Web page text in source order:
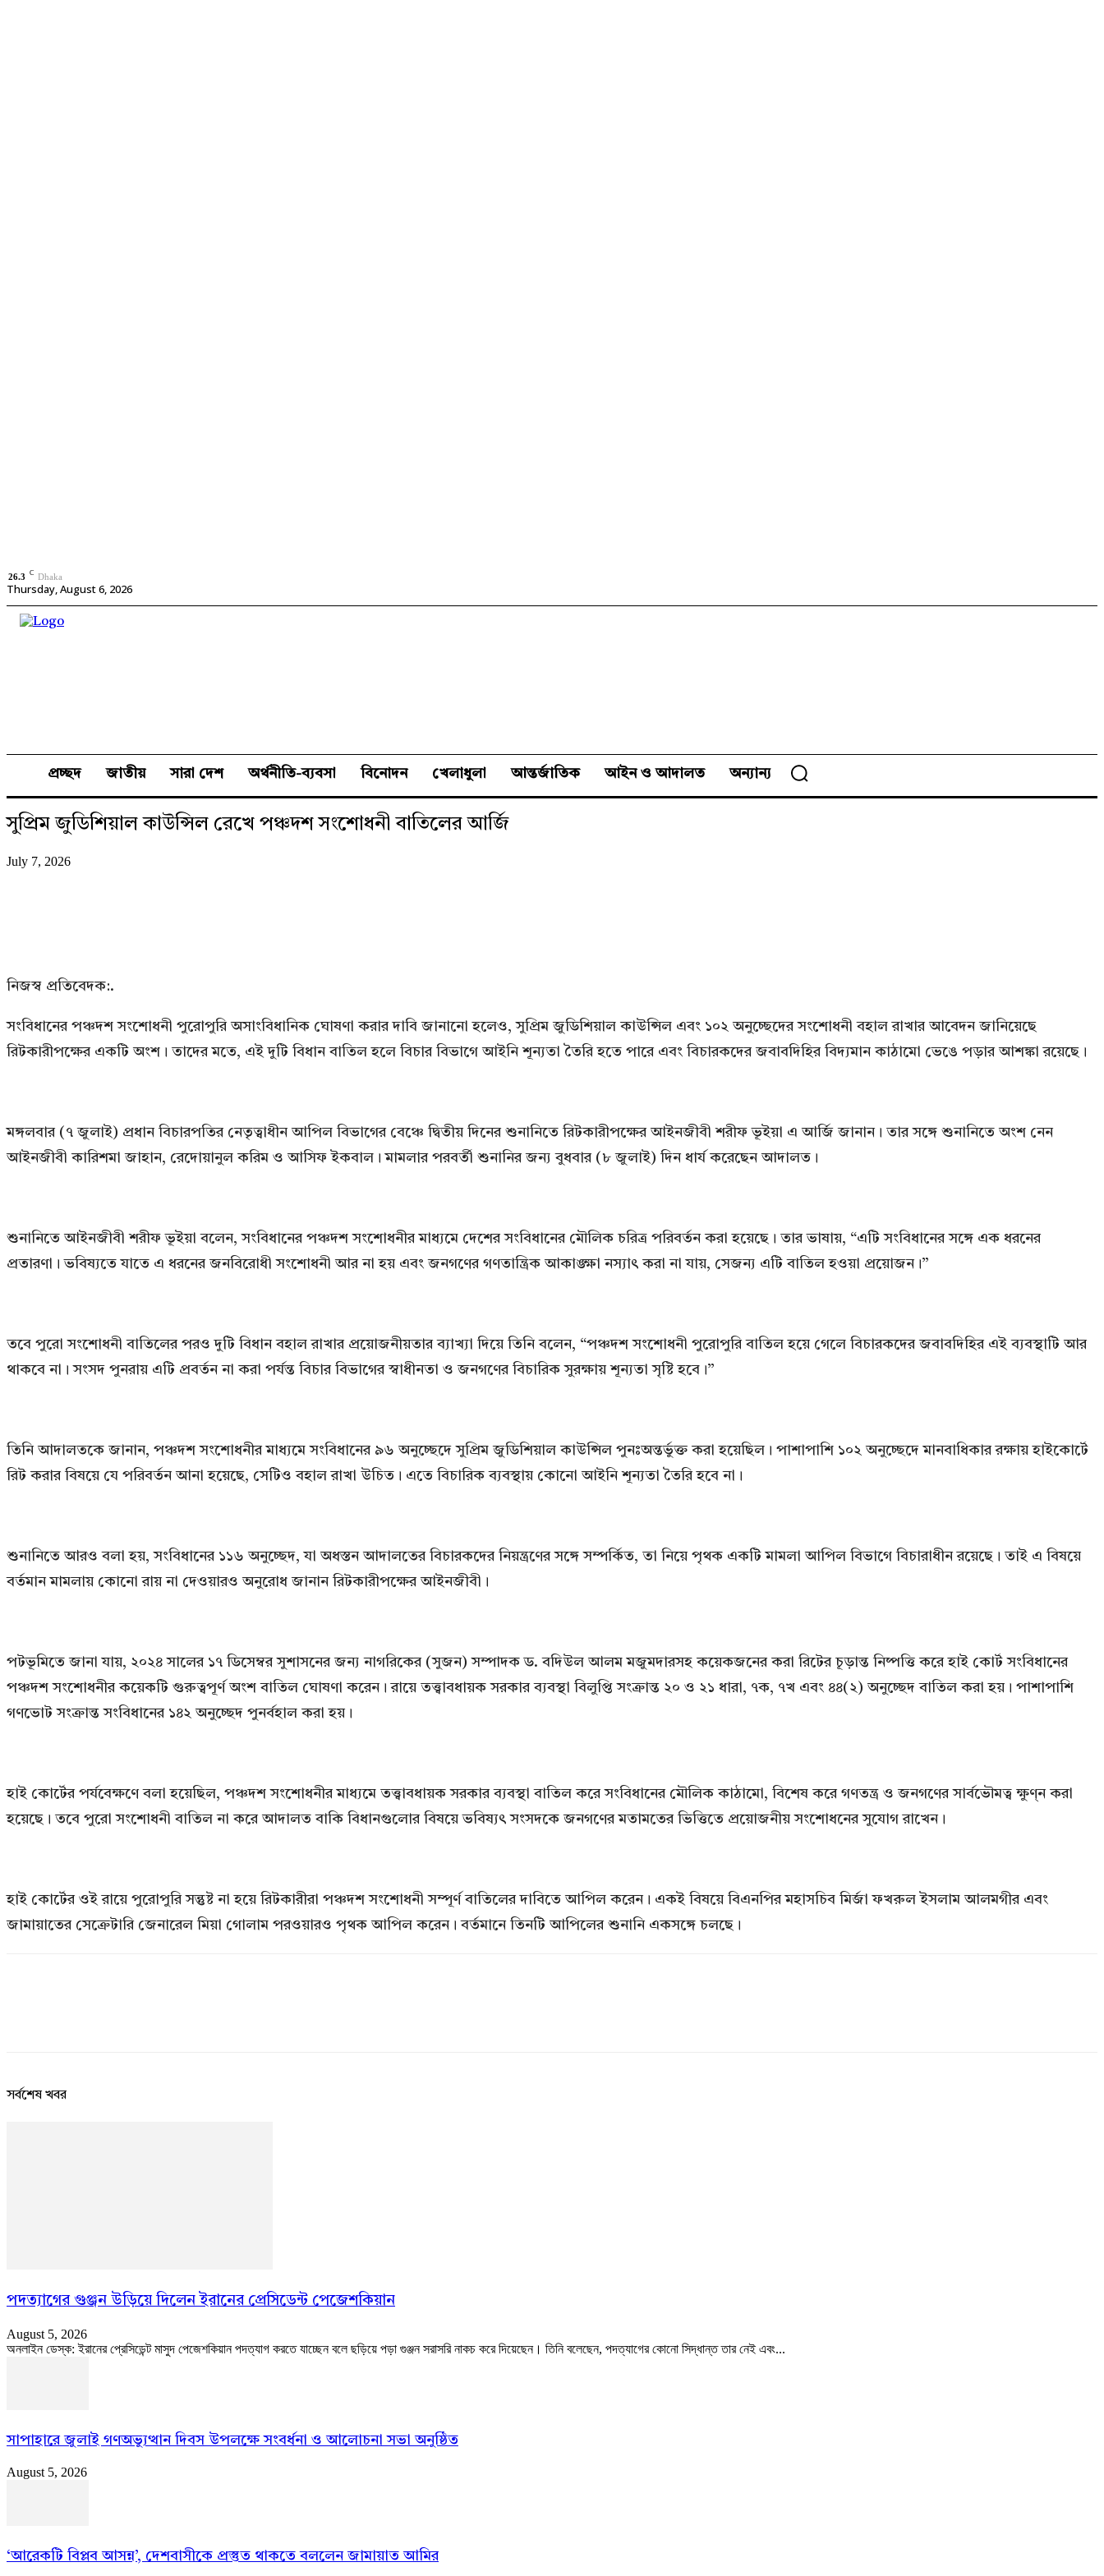
26.3 C Dhaka
Thursday, August 6, 2026
প্রচ্ছদ জাতীয় সারা দেশ অর্থনীতি-ব্যবসা বিনোদন খেলাধুলা আন্তর্জাতিক আইন ও আদালত অন্যান্য
সুপ্রিম জুডিশিয়াল কাউন্সিল রেখে পঞ্চদশ সংশোধনী বাতিলের আর্জি
July 7, 2026
নিজস্ব প্রতিবেদক:.
সংবিধানের পঞ্চদশ সংশোধনী পুরোপুরি অসাংবিধানিক ঘোষণা করার দাবি জানানো হলেও, সুপ্রিম জুডিশিয়াল কাউন্সিল এবং ১০২ অনুচ্ছেদের সংশোধনী বহাল রাখার আবেদন জানিয়েছে
রিটকারীপক্ষের একটি অংশ। তাদের মতে, এই দুটি বিধান বাতিল হলে বিচার বিভাগে আইনি শূন্যতা তৈরি হতে পারে এবং বিচারকদের জবাবদিহির বিদ্যমান কাঠামো ভেঙে পড়ার আশঙ্কা রয়েছে।
মঙ্গলবার (৭ জুলাই) প্রধান বিচারপতির নেতৃত্বাধীন আপিল বিভাগের বেঞ্চে দ্বিতীয় দিনের শুনানিতে রিটকারীপক্ষের আইনজীবী শরীফ ভূইয়া এ আর্জি জানান। তার সঙ্গে শুনানিতে অংশ নেন
আইনজীবী কারিশমা জাহান, রেদোয়ানুল করিম ও আসিফ ইকবাল। মামলার পরবর্তী শুনানির জন্য বুধবার (৮ জুলাই) দিন ধার্য করেছেন আদালত।
শুনানিতে আইনজীবী শরীফ ভূইয়া বলেন, সংবিধানের পঞ্চদশ সংশোধনীর মাধ্যমে দেশের সংবিধানের মৌলিক চরিত্র পরিবর্তন করা হয়েছে। তার ভাষায়, “এটি সংবিধানের সঙ্গে এক ধরনের
প্রতারণা। ভবিষ্যতে যাতে এ ধরনের জনবিরোধী সংশোধনী আর না হয় এবং জনগণের গণতান্ত্রিক আকাঙ্ক্ষা নস্যাৎ করা না যায়, সেজন্য এটি বাতিল হওয়া প্রয়োজন।”
তবে পুরো সংশোধনী বাতিলের পরও দুটি বিধান বহাল রাখার প্রয়োজনীয়তার ব্যাখ্যা দিয়ে তিনি বলেন, “পঞ্চদশ সংশোধনী পুরোপুরি বাতিল হয়ে গেলে বিচারকদের জবাবদিহির এই ব্যবস্থাটি আর
থাকবে না। সংসদ পুনরায় এটি প্রবর্তন না করা পর্যন্ত বিচার বিভাগের স্বাধীনতা ও জনগণের বিচারিক সুরক্ষায় শূন্যতা সৃষ্টি হবে।”
তিনি আদালতকে জানান, পঞ্চদশ সংশোধনীর মাধ্যমে সংবিধানের ৯৬ অনুচ্ছেদে সুপ্রিম জুডিশিয়াল কাউন্সিল পুনঃঅন্তর্ভুক্ত করা হয়েছিল। পাশাপাশি ১০২ অনুচ্ছেদে মানবাধিকার রক্ষায় হাইকোর্টে
রিট করার বিষয়ে যে পরিবর্তন আনা হয়েছে, সেটিও বহাল রাখা উচিত। এতে বিচারিক ব্যবস্থায় কোনো আইনি শূন্যতা তৈরি হবে না।
শুনানিতে আরও বলা হয়, সংবিধানের ১১৬ অনুচ্ছেদ, যা অধস্তন আদালতের বিচারকদের নিয়ন্ত্রণের সঙ্গে সম্পর্কিত, তা নিয়ে পৃথক একটি মামলা আপিল বিভাগে বিচারাধীন রয়েছে। তাই এ বিষয়ে
বর্তমান মামলায় কোনো রায় না দেওয়ারও অনুরোধ জানান রিটকারীপক্ষের আইনজীবী।
পটভূমিতে জানা যায়, ২০২৪ সালের ১৭ ডিসেম্বর সুশাসনের জন্য নাগরিকের (সুজন) সম্পাদক ড. বদিউল আলম মজুমদারসহ কয়েকজনের করা রিটের চূড়ান্ত নিষ্পত্তি করে হাই কোর্ট সংবিধানের
পঞ্চদশ সংশোধনীর কয়েকটি গুরুত্বপূর্ণ অংশ বাতিল ঘোষণা করেন। রায়ে তত্ত্বাবধায়ক সরকার ব্যবস্থা বিলুপ্তি সংক্রান্ত ২০ ও ২১ ধারা, ৭ক, ৭খ এবং ৪৪(২) অনুচ্ছেদ বাতিল করা হয়। পাশাপাশি
গণভোট সংক্রান্ত সংবিধানের ১৪২ অনুচ্ছেদ পুনর্বহাল করা হয়।
হাই কোর্টের পর্যবেক্ষণে বলা হয়েছিল, পঞ্চদশ সংশোধনীর মাধ্যমে তত্ত্বাবধায়ক সরকার ব্যবস্থা বাতিল করে সংবিধানের মৌলিক কাঠামো, বিশেষ করে গণতন্ত্র ও জনগণের সার্বভৌমত্ব ক্ষুণ্ন করা
হয়েছে। তবে পুরো সংশোধনী বাতিল না করে আদালত বাকি বিধানগুলোর বিষয়ে ভবিষ্যৎ সংসদকে জনগণের মতামতের ভিত্তিতে প্রয়োজনীয় সংশোধনের সুযোগ রাখেন।
হাই কোর্টের ওই রায়ে পুরোপুরি সন্তুষ্ট না হয়ে রিটকারীরা পঞ্চদশ সংশোধনী সম্পূর্ণ বাতিলের দাবিতে আপিল করেন। একই বিষয়ে বিএনপির মহাসচিব মির্জা ফখরুল ইসলাম আলমগীর এবং
জামায়াতের সেক্রেটারি জেনারেল মিয়া গোলাম পরওয়ারও পৃথক আপিল করেন। বর্তমানে তিনটি আপিলের শুনানি একসঙ্গে চলছে।
সর্বশেষ খবর
পদত্যাগের গুঞ্জন উড়িয়ে দিলেন ইরানের প্রেসিডেন্ট পেজেশকিয়ান
August 5, 2026
অনলাইন ডেস্ক: ইরানের প্রেসিডেন্ট মাসুদ পেজেশকিয়ান পদত্যাগ করতে যাচ্ছেন বলে ছড়িয়ে পড়া গুঞ্জন সরাসরি নাকচ করে দিয়েছেন। তিনি বলেছেন, পদত্যাগের কোনো সিদ্ধান্ত তার নেই এবং...
সাপাহারে জুলাই গণঅভ্যুত্থান দিবস উপলক্ষে সংবর্ধনা ও আলোচনা সভা অনুষ্ঠিত
August 5, 2026
‘আরেকটি বিপ্লব আসন্ন’, দেশবাসীকে প্রস্তুত থাকতে বললেন জামায়াত আমির